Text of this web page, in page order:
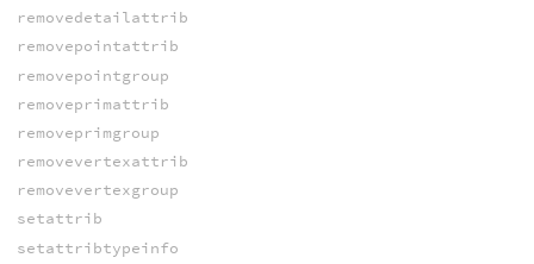
removedetailattrib
removepointattrib
removepointgroup
removeprimattrib
removeprimgroup
removevertexattrib
removevertexgroup
setattrib
setattribtypeinfo